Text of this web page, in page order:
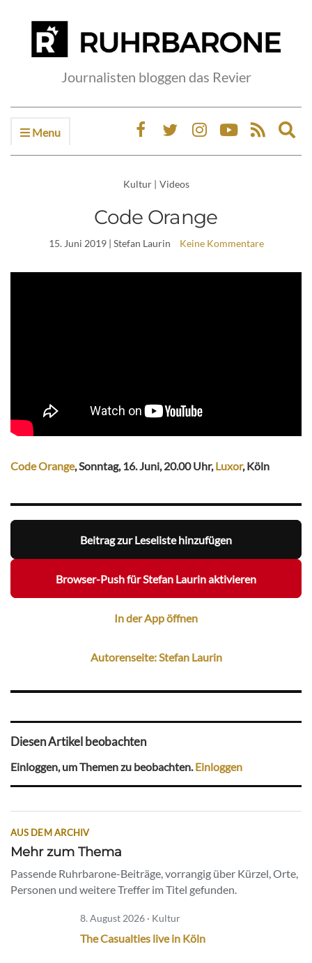
Journalisten bloggen das Revier
Menu
Kultur | Videos
Code Orange
15. Juni 2019| Stefan Laurin Keine Kommentare
Code Orange, Sonntag, 16. Juni, 20.00 Uhr,Luxor, Köln
Beitrag zur Leseliste hinzufügen
Browser-Push für Stefan Laurin aktivieren
In der App öffnen
Autorenseite: Stefan Laurin
Diesen Artikel beobachten
Einloggen, um Themen zu beobachten. Einloggen
AUS DEM ARCHIV
Mehr zum Thema
Passende Ruhrbarone-Beiträge, vorrangig über Kürzel, Orte,
Personen und weitere Treffer im Titel gefunden.
8. August 2026 · Kultur
The Casualties live in Köln